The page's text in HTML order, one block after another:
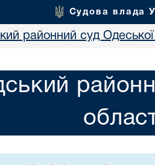
Судова влада
районний суд Одеської